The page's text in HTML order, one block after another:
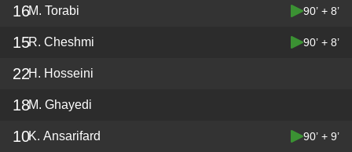
16M. Torabi 90’ + 8’
15R. Cheshmi 90’ + 8’
22H. Hosseini
18M. Ghayedi
10K. Ansarifard 90’ + 9’